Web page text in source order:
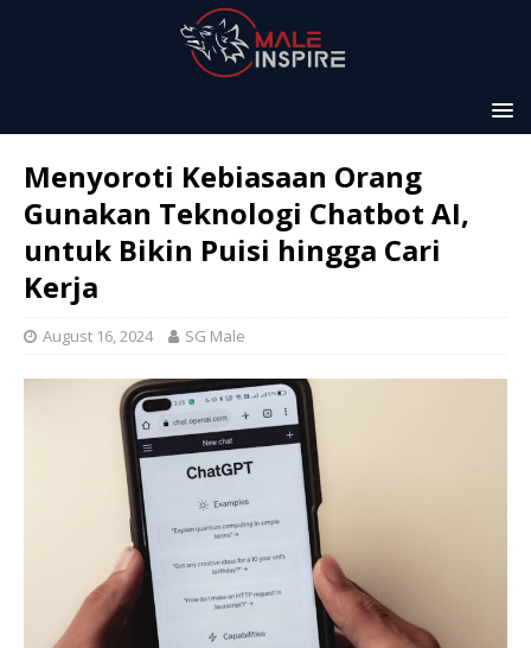
Menyoroti Kebiasaan Orang
Gunakan Teknologi Chatbot AI,
untuk Bikin Puisi hingga Cari
Kerja
August 16, 2024 SG Male